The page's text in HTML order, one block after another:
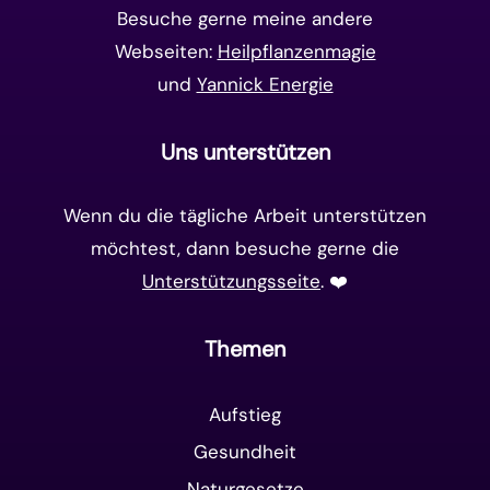
Besuche gerne meine andere
Webseiten: Heilpflanzenmagie
und Yannick Energie
Uns unterstützen
Wenn du die tägliche Arbeit unterstützen
möchtest, dann besuche gerne die
Unterstützungsseite. ❤️️
Themen
Aufstieg
Gesundheit